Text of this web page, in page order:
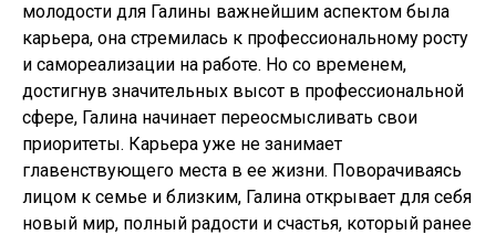
молодости для Галины важнейшим аспектом была
карьера, она стремилась к профессиональному росту
и самореализации на работе. Но со временем,
достигнув значительных высот в профессиональной
сфере, Галина начинает переосмысливать свои
приоритеты. Карьера уже не занимает
главенствующего места в ее жизни. Поворачиваясь
лицом к семье и близким, Галина открывает для себя
новый мир, полный радости и счастья, который ранее